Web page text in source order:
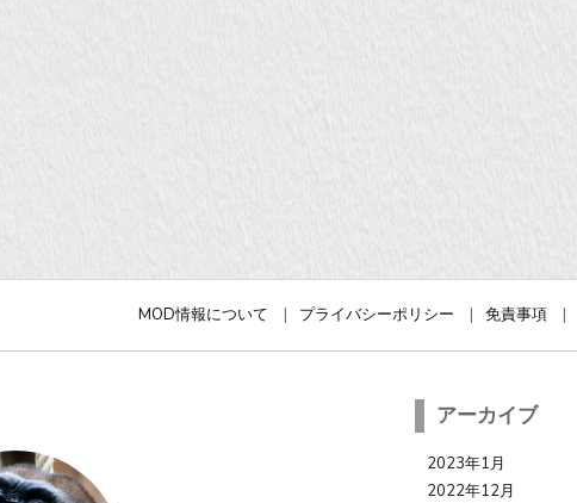
MOD情報について プライバシーポリシー 免責事項
アーカイブ
2023年1月
2022年12月